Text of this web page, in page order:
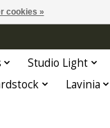
Studio Light
Lavinia
cookies »